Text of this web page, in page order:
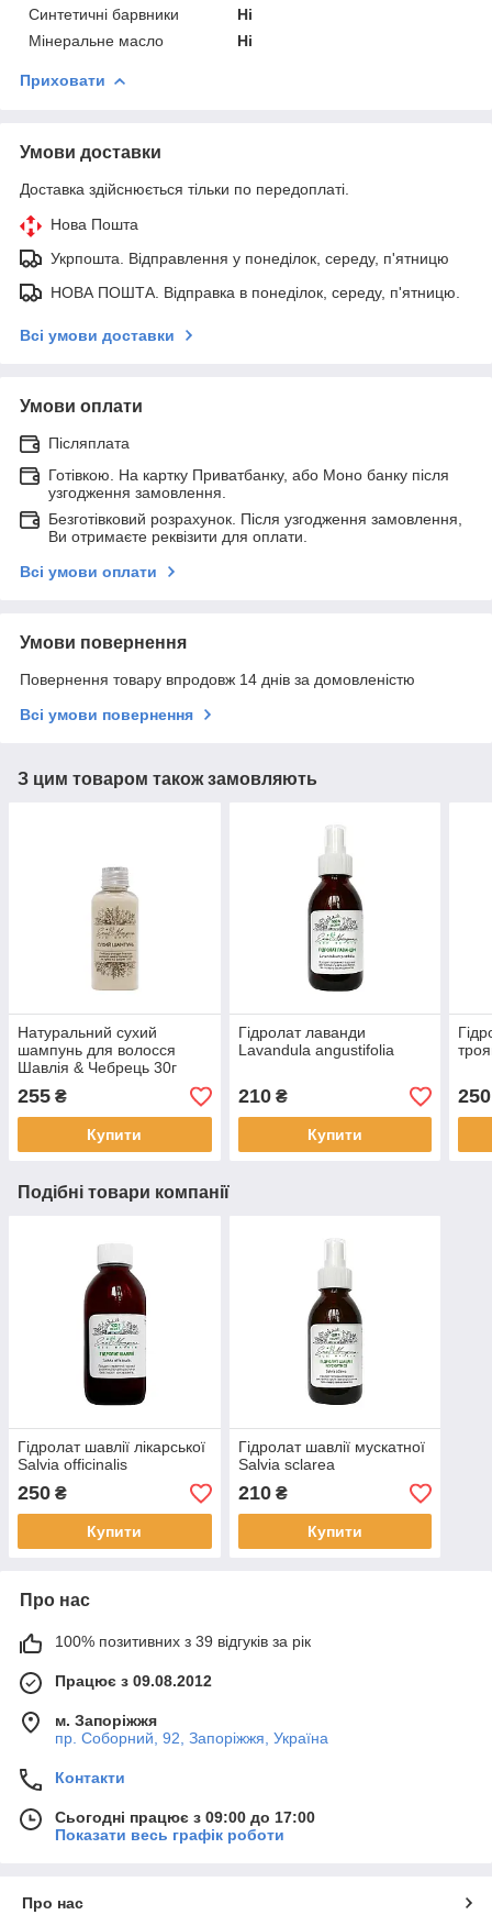
Синтетичні барвники
Ні
Мінеральне масло
Ні
Приховати
Умови доставки
Доставка здійснюється тільки по передоплаті.
Нова Пошта
Укрпошта. Відправлення у понеділок, середу, п'ятницю
НОВА ПОШТА. Відправка в понеділок, середу, п'ятницю.
Всі умови доставки
Умови оплати
Післяплата
Готівкою. На картку Приватбанку, або Моно банку після
узгодження замовлення.
Безготівковий розрахунок. Після узгодження замовлення,
Ви отримаєте реквізити для оплати.
Всі умови оплати
Умови повернення
Повернення товару впродовж 14 днів за домовленістю
Всі умови повернення
З цим товаром також замовляють
Натуральний сухий
шампунь для волосся
Шавлія & Чебрець 30г
255 ₴
Купити
Гідролат лаванди
Lavandula angustifolia
210₴
Купити
250
Подібні товари компанії
Гідролат шавлії лікарської
Salvia officinalis
250 ₴
Купити
Гідролат шавлії мускатної
Salvia sclarea
210₴
Купити
Про нас
100% позитивних з 39 відгуків за рік
Працює з 09.08.2012
м. Запоріжжя
пр. Соборний, 92, Запоріжжя, Україна
Контакти
Сьогодні працює з 09:00 до 17:00
Показати весь графік роботи
Про нас